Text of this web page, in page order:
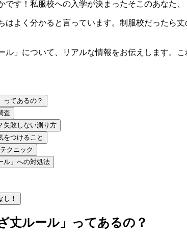
です！私服校への入学が決まったそこのあなた
はよく分かると言っています。制服校だったら
」について、リアルな情報をお伝えします。
ってあるの？
査
失敗しない測り方
をつけること
クニック
ル」への対処法
し！
丈ルール」ってあるの？